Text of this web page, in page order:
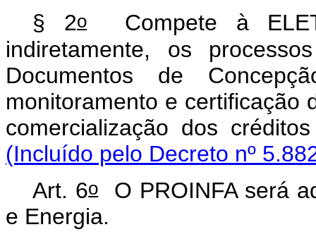
§ 2oCompete à
indiretamente, os
Documentos de
monitoramento e certificação
comercialização dos
(Incluído pelo Decreto nº
Art. 6o
O PROINFA será
e Energia.